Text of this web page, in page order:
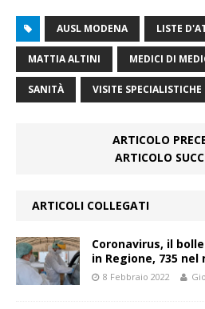
AUSL MODENA LISTE
MATTIA ALTINI MEDICI DI
SANITÀ VISITE SPECIALISTICHE
ARTICOLO
ARTICOLO
ARTICOLI COLLEGATI
Coronavirus, il
in Regione, 735
8 Febbraio 2022